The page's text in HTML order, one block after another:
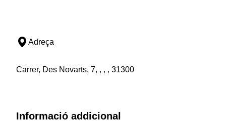
Adreça
Carrer, Des Novarts, 7, , , , 31300
Informació addicional